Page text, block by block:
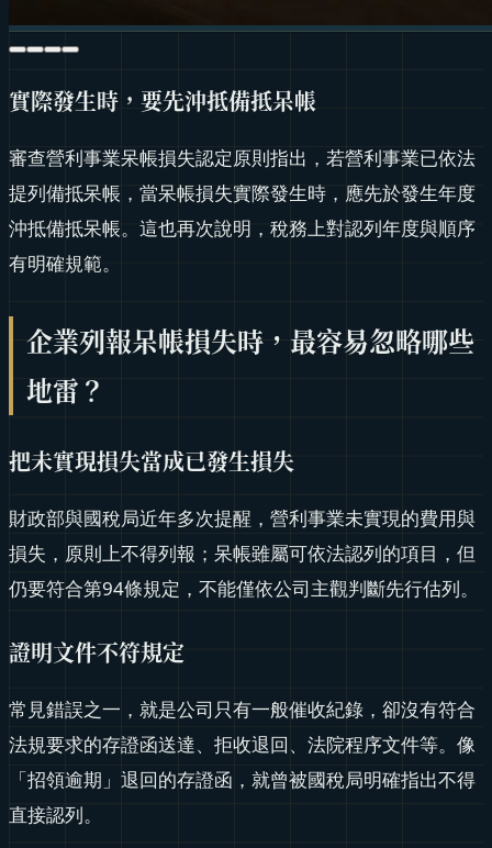
實際發生時，要先沖抵備抵呆帳
審查營利事業呆帳損失認定原則指出，若營利事業已依法
提列備抵呆帳，當呆帳損失實際發生時，應先於發生年度
沖抵備抵呆帳。這也再次說明，稅務上對認列年度與順序
有明確規範。
企業列報呆帳損失時，最容易忽略哪些
地雷？
把未實現損失當成已發生損失
財政部與國稅局近年多次提醒，營利事業未實現的費用與
損失，原則上不得列報；呆帳雖屬可依法認列的項目，但
仍要符合第94條規定，不能僅依公司主觀判斷先行估列。
證明文件不符規定
常見錯誤之一，就是公司只有一般催收紀錄，卻沒有符合
法規要求的存證函送達、拒收退回、法院程序文件等。像
「招領逾期」退回的存證函，就曾被國稅局明確指出不得
直接認列。